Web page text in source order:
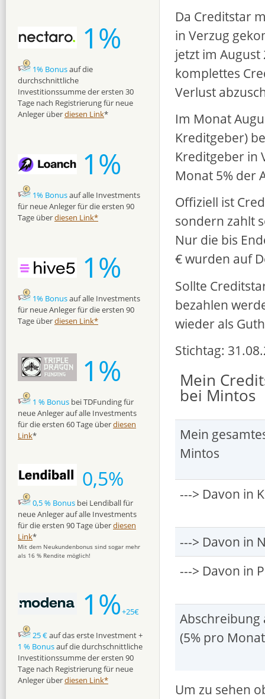
Da Creditstar
in Verzug
jetzt im
komplettes
Verlust
Im Monat
Kreditgeber)
Kreditgeber in
Monat 5% der
Offiziell ist
sondern zahlt
Nur die bis
€ wurden auf
Sollte
bezahlen
wieder als
Stichtag:
Mein
bei Mintos
Mein
Mintos
---> Davon in
---> Davon in
---> Davon in
Abschreibung
(5% pro
Um zu sehen
1%
1% Bonusauf die
durchschnittliche
Investitionssumme der ersten 30
Tage nach Registrierung für neue
Anleger überdiesen Link*
1%
1% Bonusauf alle Investments
für neue Anleger für die ersten 90
Tage überdiesen Link*
1%
1% Bonusauf alle Investments
für neue Anleger für die ersten 90
Tage überdiesen Link*
1%
1 % Bonus bei TDFunding für
neue Anleger auf alle Investments
für die ersten 60 Tage überdiesen
Link*
0,5%
0,5 % Bonus bei Lendiball für
neue Anleger auf alle Investments
für die ersten 90 Tage überdiesen
Link*
Mit dem Neukundenbonus sind sogar mehr
als 16 % Rendite möglich!
1%+25€
25 €auf das erste Investment +
1 % Bonusauf die durchschnittliche
Investitionssumme der ersten 90
Tage nach Registrierung für neue
Anleger überdiesen Link*